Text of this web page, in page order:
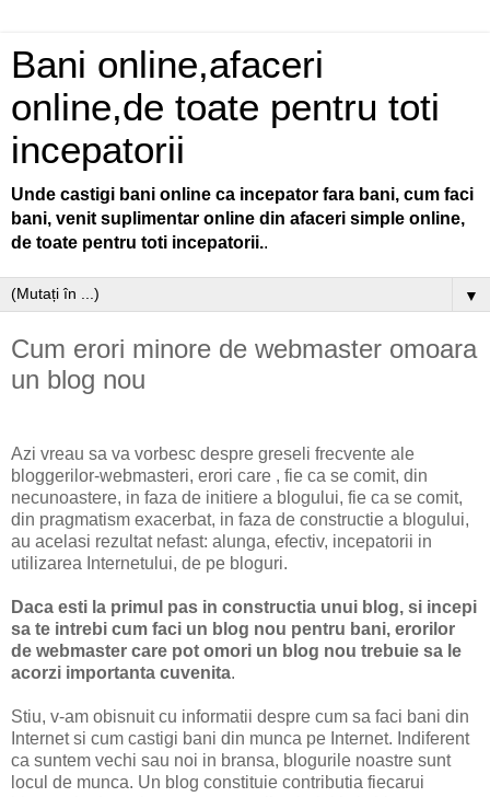
Bani online,afaceri
online,de toate pentru toti
incepatorii
Unde castigi bani online ca incepator fara bani, cum faci
bani, venit suplimentar online din afaceri simple online,
de toate pentru toti incepatorii..
▼
Cum erori minore de webmaster omoara
un blog nou
Azi vreau sa va vorbesc despre greseli frecvente ale
bloggerilor-webmasteri, erori care , fie ca se comit, din
necunoastere, in faza de initiere a blogului, fie ca se comit,
din pragmatism exacerbat, in faza de constructie a blogului,
au acelasi rezultat nefast: alunga, efectiv, incepatorii in
utilizarea Internetului, de pe bloguri.
Daca esti la primul pas in constructia unui blog, si incepi
sa te intrebi cum faci un blog nou pentru bani, erorilor
de webmaster care pot omori un blog nou trebuie sa le
acorzi importanta cuvenita.
Stiu, v-am obisnuit cu informatii despre cum sa faci bani din
Internet si cum castigi bani din munca pe Internet. Indiferent
ca suntem vechi sau noi in bransa, blogurile noastre sunt
locul de munca. Un blog constituie contributia fiecarui